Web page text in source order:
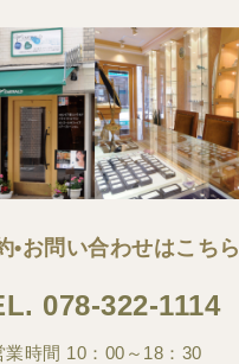
•お問い合わせはこちら
078-322-1114
業時間 10：00～18：30